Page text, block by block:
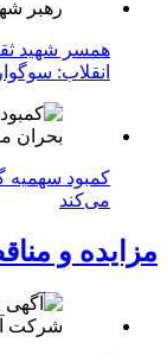
همسر شهید
انقلاب:
کمبود سهمیه
می‌کند
مزایده و